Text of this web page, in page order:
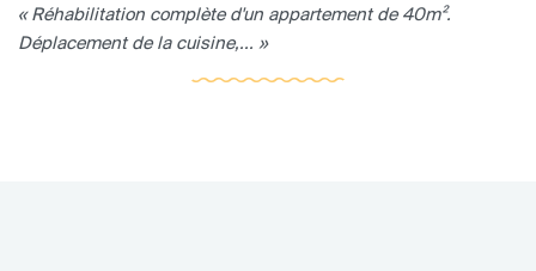
« Réhabilitation complète d'un appartement de 40m².
Déplacement de la cuisine,... »